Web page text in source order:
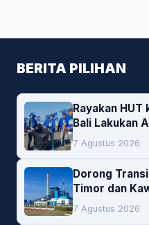
BERITA PILIHAN
Rayakan
Bali Lakukan
Lingkungan
7 Agustus 2026
Dorong
Timor dan
Peluang
Cofiring PLTU
7 Agustus 2026